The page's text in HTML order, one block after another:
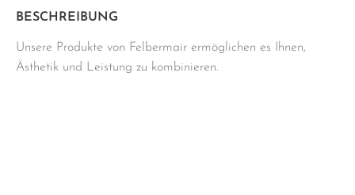
BESCHREIBUNG
Unsere Produkte von Felbermair ermöglichen es Ihnen,
Ästhetik und Leistung zu kombinieren.